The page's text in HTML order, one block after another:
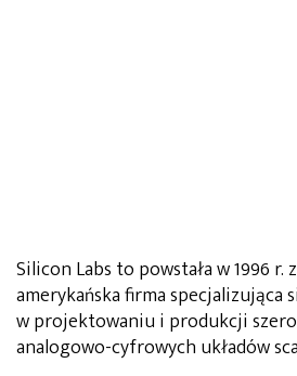
Silicon Labs to powstała w 1996
amerykańska firma specjalizująca
w projektowaniu i produkcji
analogowo-cyfrowych układów